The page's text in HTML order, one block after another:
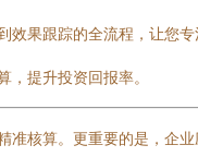
果跟踪的全流程，让您专
提升投资回报率。
核算。更重要的是，企